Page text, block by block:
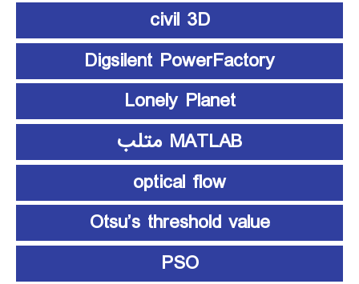
civil 3D
Digsilent PowerFactory
Lonely Planet
MATLAB متلب
optical flow
Otsu’s threshold value
PSO